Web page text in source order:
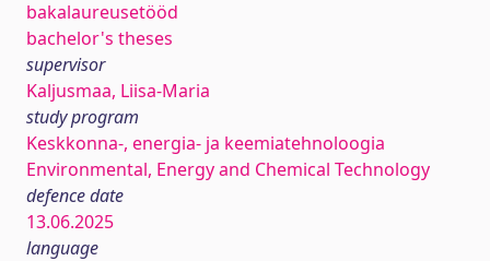
bakalaureusetööd
bachelor's theses
supervisor
Kaljusmaa, Liisa-Maria
study program
Keskkonna-, energia- ja keemiatehnoloogia
Environmental, Energy and Chemical Technology
defence date
13.06.2025
language